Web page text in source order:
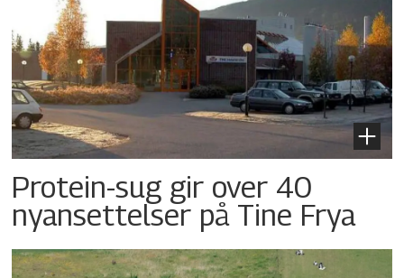
Protein-sug gir over 40
nyansettelser på Tine Frya